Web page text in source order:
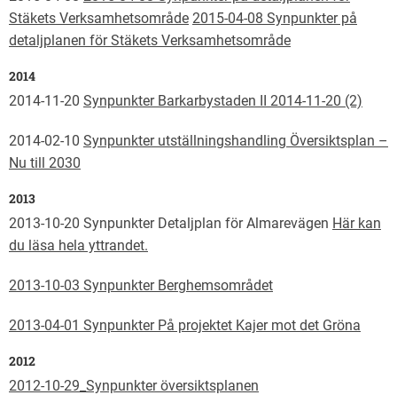
Stäkets Verksamhetsområde 2015-04-08 Synpunkter på
detaljplanen för Stäkets Verksamhetsområde
2014
2014-11-20 Synpunkter Barkarbystaden II 2014-11-20 (2)
2014-02-10 Synpunkter utställningshandling Översiktsplan –
Nu till 2030
2013
2013-10-20 Synpunkter Detaljplan för Almarevägen Här kan
du läsa hela yttrandet.
2013-10-03 Synpunkter Berghemsområdet
2013-04-01 Synpunkter På projektet Kajer mot det Gröna
2012
2012-10-29_Synpunkter översiktsplanen